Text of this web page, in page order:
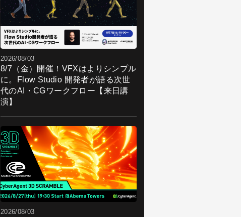
2026/08/03
8/7（金）開催！VFXはよりシンプル
に。Flow Studio 開発者が語る次世
代のAI・CGワークフロー【来日講
演】
2026/08/03